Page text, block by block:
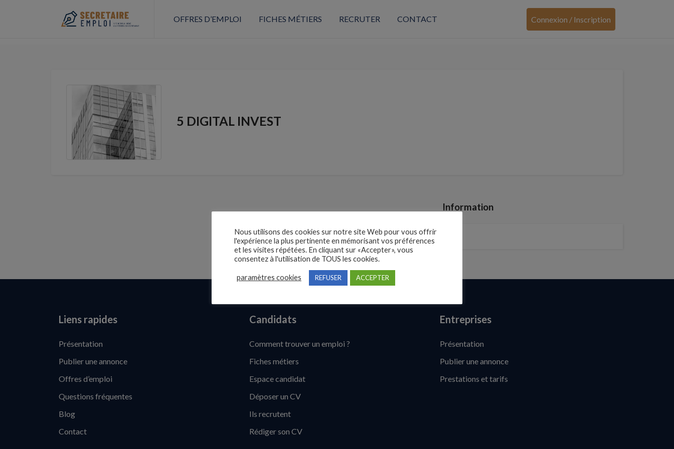
OFFRES D’EMPLOI FICHES MÉTIERS RECRUTER CONTACT Connexion / Inscription
5 DIGITAL INVEST
Information
Liens rapides
Présentation
Publier une annonce
Offres d’emploi
Questions fréquentes
Blog
Contact
Candidats
Comment trouver un emploi ?
Fiches métiers
Espace candidat
Déposer un CV
Ils recrutent
Rédiger son CV
Entreprises
Présentation
Publier une annonce
Prestations et tarifs
Nous utilisons des cookies sur notre site Web pour vous offrir
l'expérience la plus pertinente en mémorisant vos préférences
et les visites répétées. En cliquant sur «Accepter», vous
consentez à l'utilisation de TOUS les cookies.
paramètres cookies REFUSER ACCEPTER